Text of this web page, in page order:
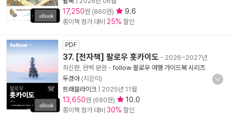
17,250원 (860원) 9.6
종이책 정가 대비 25% 할인
PDF
37. [전자책] 팔로우 홋카이도 - 2026~2027년
최신판, 완벽 분권 -follow 팔로우 여행 가이드북 시리즈
두경아(지은이)
트래블라이크
2025년 11월
13,650원 (680원) 10.0
종이책 정가 대비 30% 할인